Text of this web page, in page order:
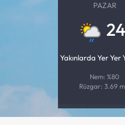
PAZAR
24
Yakınlarda Yer Yer
Nem: %80
Rüzgar: 3.69